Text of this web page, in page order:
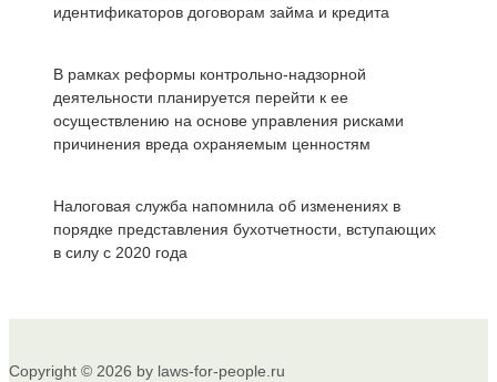
идентификаторов договорам займа и кредита
В рамках реформы контрольно-надзорной
деятельности планируется перейти к ее
осуществлению на основе управления рисками
причинения вреда охраняемым ценностям
Налоговая служба напомнила об изменениях в
порядке представления бухотчетности, вступающих
в силу с 2020 года
Copyright © 2026 by laws-for-people.ru